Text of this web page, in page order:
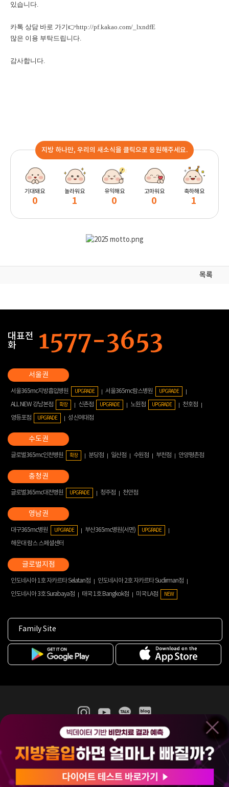
있습니다.
카톡 상담 바로 가기👉http://pf.kakao.com/_lxndfE
많은 이용 부탁드립니다.
감사합니다.
지방 하나만, 우리의 새소식을 클릭으로 응원해주세요.
기대돼요
0
놀라워요
1
유익해요
0
고마워요
0
축하해요
1
목록
대표전
화
서울365mc지방흡입병원 UPGRADE 서울365mc람스병원 UPGRADE
ALL NEW 강남본점 확장 신촌점 UPGRADE 노원점 UPGRADE
천호점
영등포점
UPGRADE 성신여대점
글로벌365mc인천병원 확장 분당점 일산점 수원점 부천점 안양평촌점
글로벌365mc대전병원 UPGRADE 청주점 천안점
대구365mc병원 UPGRADE 부산365mc병원(서면) UPGRADE
해운대 람스 스페셜센터
인도네시아 1호 자카르타 Selatan점
인도네시아 2호 자카르타 Sudirman점
인도네시아 3호 Surabaya점
태국 1호 Bangkok점 미국 LA점 NEW
Family Site
365mc 병·의원 이용약관
홈페이지 이용약관
비급여진료수가
(주)365mcㅣ서울특별시 서초구 서초대로52길 7, 3~4층(서초동, 제일빌딩)
120-87-04354ㅣ김남철